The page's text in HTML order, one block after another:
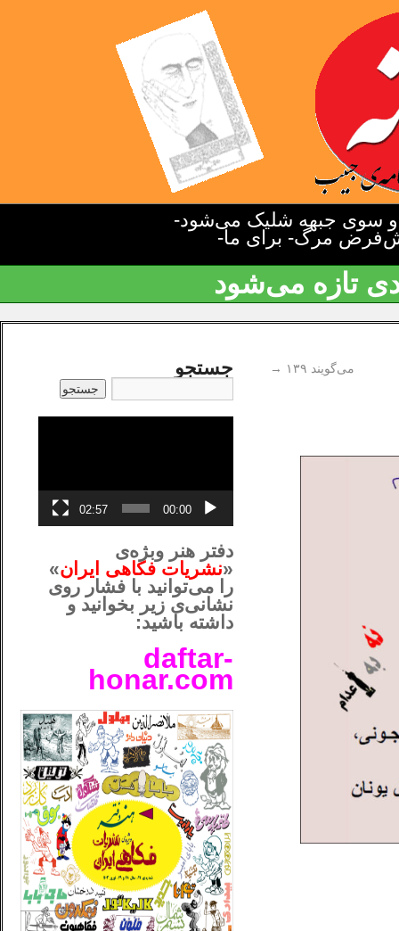
سوی جبهه شلیک می‌شود-
مرگ- برای ما-
تازه می‌شود
می‌گویند ۱۳۹ → جستجو
00:00
02:57
دفتر هنر وبژه‌ی
«نشریات فکاهی ایران»
را می‌توانید با فشار روی
نشانی‌ی زیر بخوانید و
داشته باشید:
daftar-
honar.com